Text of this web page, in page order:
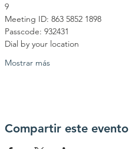
9
Meeting ID: 863 5852 1898
Passcode: 932431
Dial by your location
Mostrar más
Compartir este evento